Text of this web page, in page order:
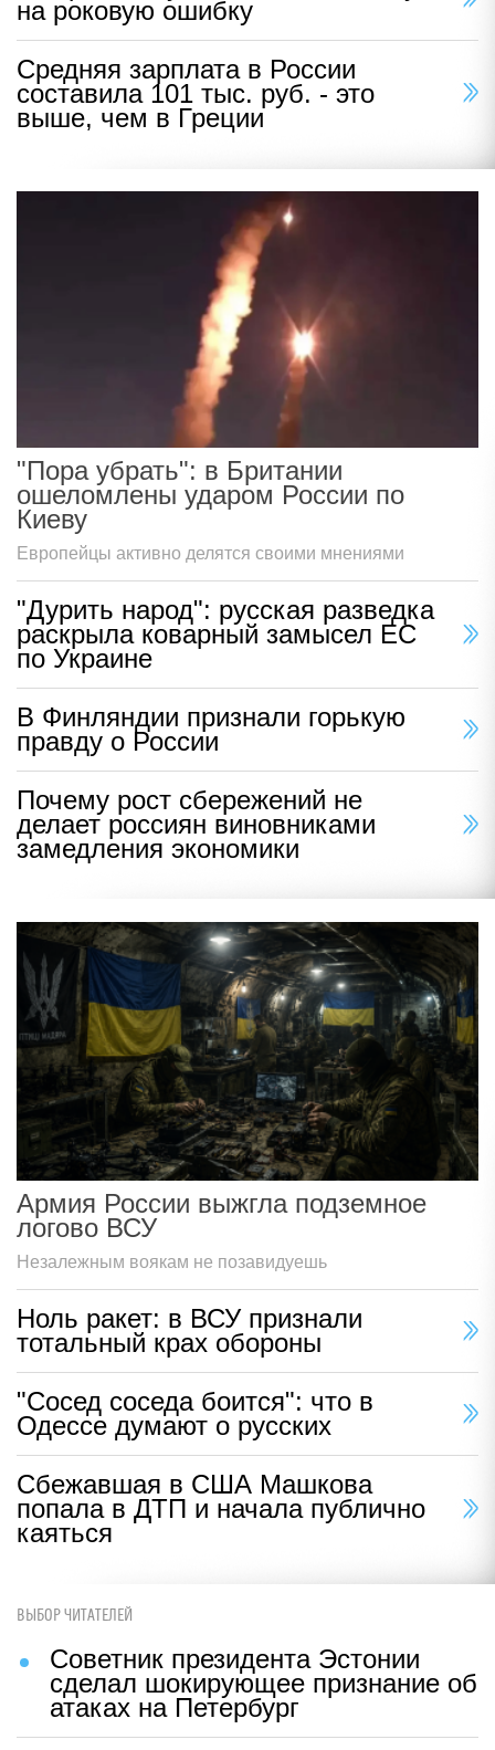
на роковую ошибку
Средняя зарплата в России
составила 101 тыс. руб. - это
выше, чем в Греции
"Пора убрать": в Британии
ошеломлены ударом России по
Киеву
Европейцы активно делятся своими мнениями
"Дурить народ": русская разведка
раскрыла коварный замысел ЕС
по Украине
В Финляндии признали горькую
правду о России
Почему рост сбережений не
делает россиян виновниками
замедления экономики
Армия России выжгла подземное
логово ВСУ
Незалежным воякам не позавидуешь
Ноль ракет: в ВСУ признали
тотальный крах обороны
"Сосед соседа боится": что в
Одессе думают о русских
Сбежавшая в США Машкова
попала в ДТП и начала публично
каяться
ВЫБОР ЧИТАТЕЛЕЙ
Советник президента Эстонии
сделал шокирующее признание об
атаках на Петербург